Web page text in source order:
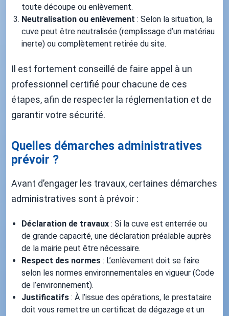
toute découpe ou enlèvement.
Neutralisation ou enlèvement : Selon la situation, la
cuve peut être neutralisée (remplissage d’un matériau
inerte) ou complètement retirée du site.
Il est fortement conseillé de faire appel à un
professionnel certifié pour chacune de ces
étapes, afin de respecter la réglementation et de
garantir votre sécurité.
Quelles démarches administratives
prévoir ?
Avant d’engager les travaux, certaines démarches
administratives sont à prévoir :
Déclaration de travaux : Si la cuve est enterrée ou
de grande capacité, une déclaration préalable auprès
de la mairie peut être nécessaire.
Respect des normes : L’enlèvement doit se faire
selon les normes environnementales en vigueur (Code
de l’environnement).
Justificatifs : À l’issue des opérations, le prestataire
doit vous remettre un certificat de dégazage et un